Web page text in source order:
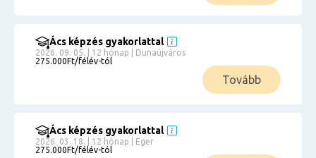
Ács képzés gyakorlattal
2026. 09. 05. | 12 hónap | Dunaújváros
275.000Ft/félév-tól
Tovább
Ács képzés gyakorlattal
2026. 03. 18. | 12 hónap | Eger
275.000Ft/félév-tól